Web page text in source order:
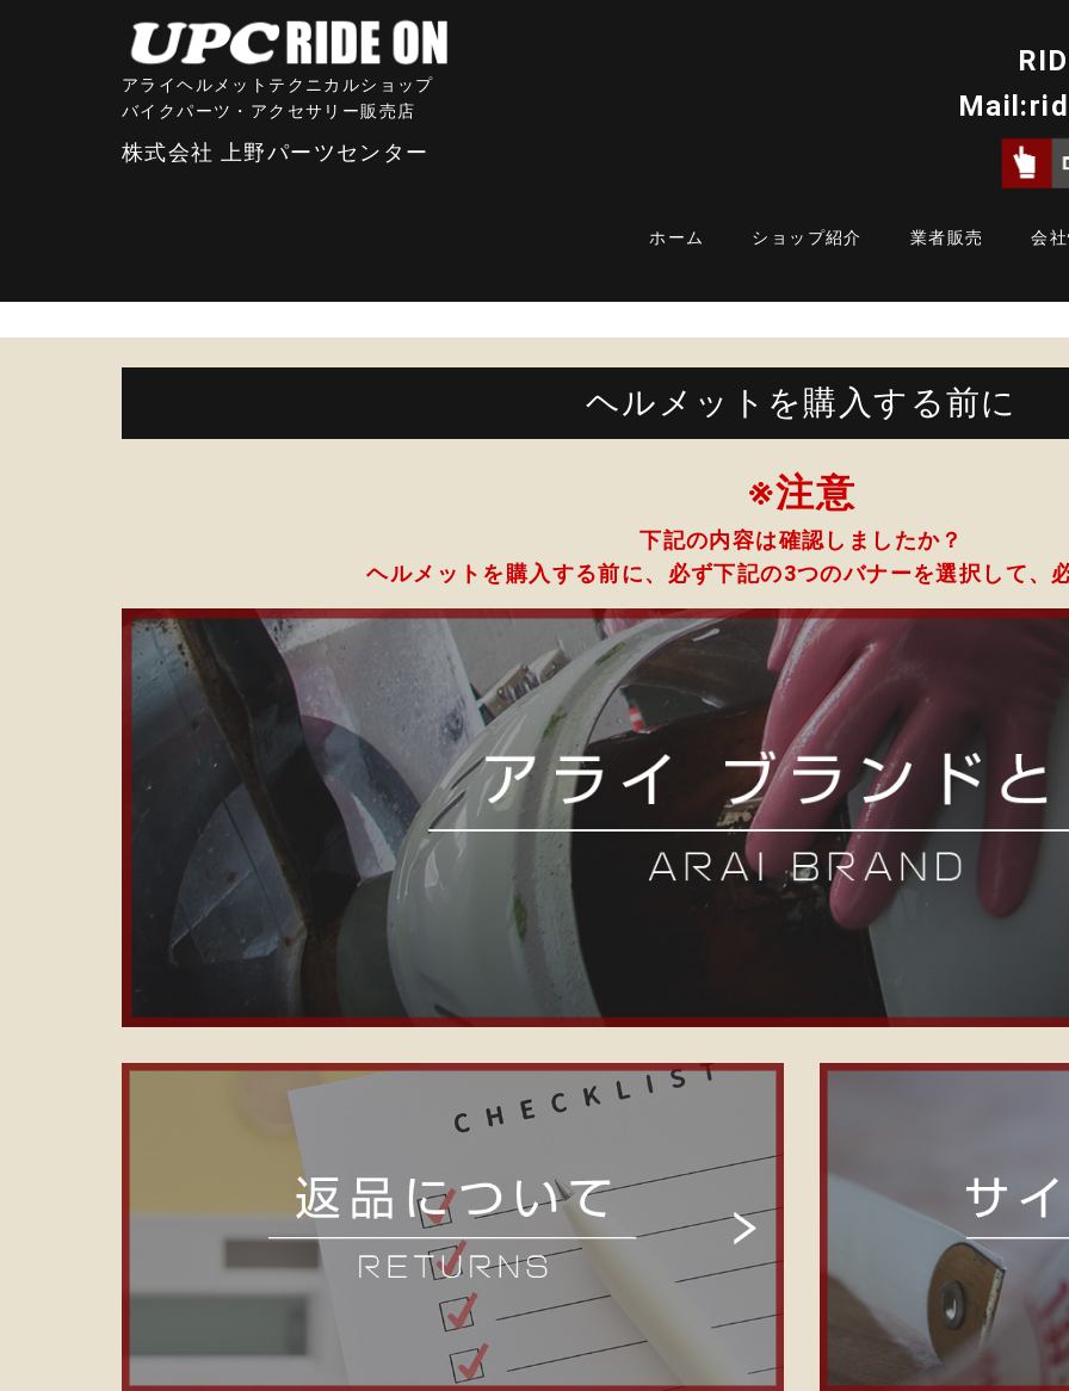
アライヘルメットテクニカルショップ
バイクパーツ・アクセサリー販売店
株式会社 上野パーツセンター
Mail:
ホーム ショップ紹介 業者販売 会
ヘルメットを購入する前に
※注意
下記の内容は確認しましたか？
ヘルメットを購入する前に、必ず下記の3つのバナーを選択して、